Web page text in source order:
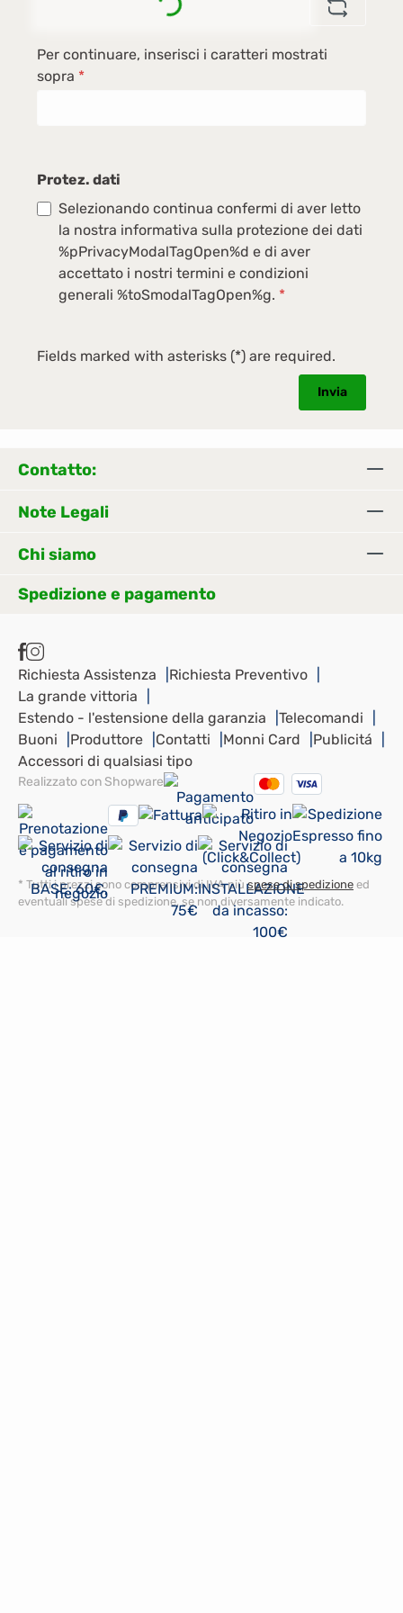
Per continuare, inserisci i caratteri mostrati
sopra *
Protez. dati
Selezionando continua confermi di aver letto
la nostra informativa sulla protezione dei dati
%pPrivacyModalTagOpen%d e di aver
accettato i nostri termini e condizioni
generali %toSmodalTagOpen%g. *
Fields marked with asterisks (*) are required.
Invia
Contatto:
Note Legali
Chi siamo
Spedizione e pagamento
Richiesta Assistenza
Richiesta Preventivo
La grande vittoria
Estendo - l'estensione della garanzia
Telecomandi
Buoni
Produttore Contatti Monni Card
Publicitá
Accessori di qualsiasi tipo
Realizzato con Shopware
* Tutti i prezzi sono comprensivi di IVA piùspese di spedizione ed
eventuali spese di spedizione, se non diversamente indicato.